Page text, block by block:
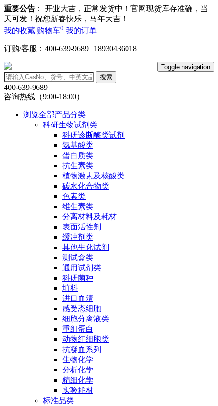
重要公告 ： 开业大吉，正常发货中！官网现货库存准确，当
天可发！祝您新春快乐，马年大吉！
我的收藏 购物车0 我的订单
订购/客服：400-639-9689 | 18930436018
Toggle navigation
搜索
400-639-9689
咨询热线（9:00-18:00）
浏览全部产品分类
科研生物试剂类
科研诊断酶类试剂
氨基酸类
蛋白质类
抗生素类
植物激素及核酸类
碳水化合物类
色素类
维生素类
分离材料及耗材
表面活性剂
缓冲剂类
其他生化试剂
测试盒类
通用试剂类
科研菌种
填料
进口血清
感受态细胞
细胞分离液类
重组蛋白
动物红细胞类
抗凝血系列
生物化学
分析化学
精细化学
实验耗材
标准品类